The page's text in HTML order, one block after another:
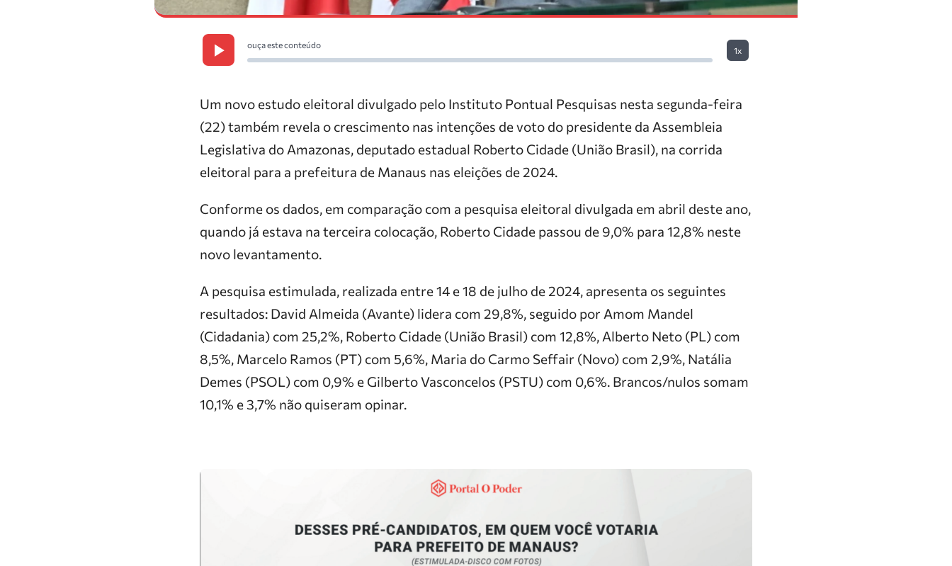
ouça este conteúdo
1x
Um novo estudo eleitoral divulgado pelo Instituto Pontual Pesquisas nesta segunda-feira
(22) também revela o crescimento nas intenções de voto do presidente da Assembleia
Legislativa do Amazonas, deputado estadual Roberto Cidade (União Brasil), na corrida
eleitoral para a prefeitura de Manaus nas eleições de 2024.
Conforme os dados, em comparação com a pesquisa eleitoral divulgada em abril deste ano,
quando já estava na terceira colocação, Roberto Cidade passou de 9,0% para 12,8% neste
novo levantamento.
A pesquisa estimulada, realizada entre 14 e 18 de julho de 2024, apresenta os seguintes
resultados: David Almeida (Avante) lidera com 29,8%, seguido por Amom Mandel
(Cidadania) com 25,2%, Roberto Cidade (União Brasil) com 12,8%, Alberto Neto (PL) com
8,5%, Marcelo Ramos (PT) com 5,6%, Maria do Carmo Seffair (Novo) com 2,9%, Natália
Demes (PSOL) com 0,9% e Gilberto Vasconcelos (PSTU) com 0,6%. Brancos/nulos somam
10,1% e 3,7% não quiseram opinar.